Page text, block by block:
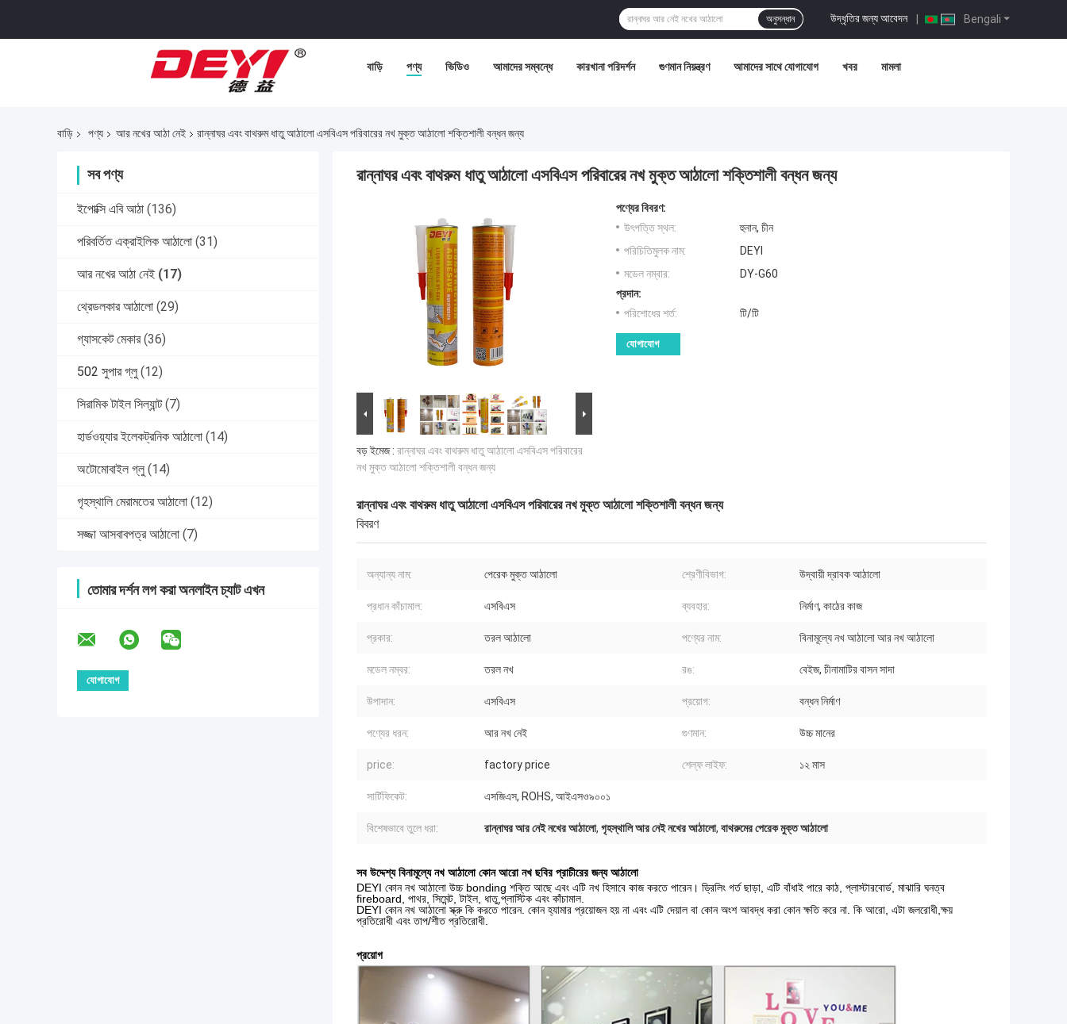
Bengali
উদ্ধৃতির জন্য আবেদন |
অনুসন্ধান
বাড়ি পণ্য ভিডিও আমাদের সম্বন্ধে কারখানা পরিদর্শন গুণমান নিয়ন্ত্রণ আমাদের সাথে যোগাযোগ খবর মামলা
বাড়ি পণ্য আর নখের আঠা নেই রান্নাঘর এবং বাথরুম ধাতু আঠালো এসবিএস পরিবারের নখ মুক্ত আঠালো শক্তিশালী বন্ধন জন্য
সব পণ্য
ইপোক্সি এবি আঠা (136)
পরিবর্তিত এক্রাইলিক আঠালো (31)
আর নখের আঠা নেই (17)
থ্রেডলকার আঠালো (29)
গ্যাসকেট মেকার (36)
502 সুপার গ্লু (12)
সিরামিক টাইল সিল্যান্ট (7)
হার্ডওয়্যার ইলেকট্রনিক আঠালো (14)
অটোমোবাইল গ্লু (14)
গৃহস্থালি মেরামতের আঠালো (12)
সজ্জা আসবাবপত্র আঠালো (7)
তোমার দর্শন লগ করা অনলাইন চ্যাট এখন
রান্নাঘর এবং বাথরুম ধাতু আঠালো এসবিএস পরিবারের নখ মুক্ত আঠালো শক্তিশালী বন্ধন জন্য
বড় ইমেজ : রান্নাঘর এবং বাথরুম ধাতু আঠালো এসবিএস পরিবারের
নখ মুক্ত আঠালো শক্তিশালী বন্ধন জন্য
পণ্যের বিবরণ:
উৎপত্তি স্থল:
হুনান, চীন
পরিচিতিমুলক নাম:
DEYI
মডেল নম্বার:
DY-G60
প্রদান:
পরিশোধের শর্ত:
টি/টি
যোগাযোগ
রান্নাঘর এবং বাথরুম ধাতু আঠালো এসবিএস পরিবারের নখ মুক্ত আঠালো শক্তিশালী বন্ধন জন্য
বিবরণ
অন্যান্য নাম: পেরেক মুক্ত আঠালো শ্রেণীবিভাগ: উদ্বায়ী দ্রাবক আঠালো
প্রধান কাঁচামাল: এসবিএস ব্যবহার: নির্মাণ, কাঠের কাজ
প্রকার: তরল আঠালো পণ্যের নাম: বিনামূল্যে নখ আঠালো আর নখ আঠালো
মডেল নম্বর: তরল নখ রঙ: বেইজ, চীনামাটির বাসন সাদা
উপাদান: এসবিএস প্রয়োগ: বন্ধন নির্মাণ
পণ্যের ধরন: আর নখ নেই গুণমান: উচ্চ মানের
price: factory price শেল্ফ লাইফ: ১২ মাস
সার্টিফিকেট: এসজিএস, ROHS, আইএসও৯০০১
বিশেষভাবে তুলে ধরা: রান্নাঘর আর নেই নখের আঠালো, গৃহস্থালি আর নেই নখের আঠালো, বাথরুমের পেরেক মুক্ত আঠালো
সব উদ্দেশ্য বিনামূল্যে নখ আঠালো কোন আরো নখ ছবির প্রাচীরের জন্য আঠালো
DEYI কোন নখ আঠালো উচ্চ bonding শক্তি আছে এবং এটি নখ হিসাবে কাজ করতে পারেন। ড্রিলিং গর্ত ছাড়া, এটি বাঁধাই পারে কাঠ, প্লাস্টারবোর্ড, মাঝারি ঘনত্ব
fireboard, পাথর, সিমেন্ট, টাইল, ধাতু,প্লাস্টিক এবং কাঁচামাল.
DEYI কোন নখ আঠালো স্ক্রু কি করতে পারেন. কোন হ্যামার প্রয়োজন হয় না এবং এটি দেয়াল বা কোন অংশ আবদ্ধ করা কোন ক্ষতি করে না. কি আরো, এটা জলরোধী,ক্ষয়
প্রতিরোধী এবং তাপ/শীত প্রতিরোধী.
প্রয়োগ